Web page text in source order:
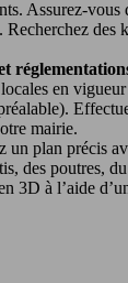
Assurez-vous
des
en
mairie.
un plan précis
des poutres,
3D à l’aide